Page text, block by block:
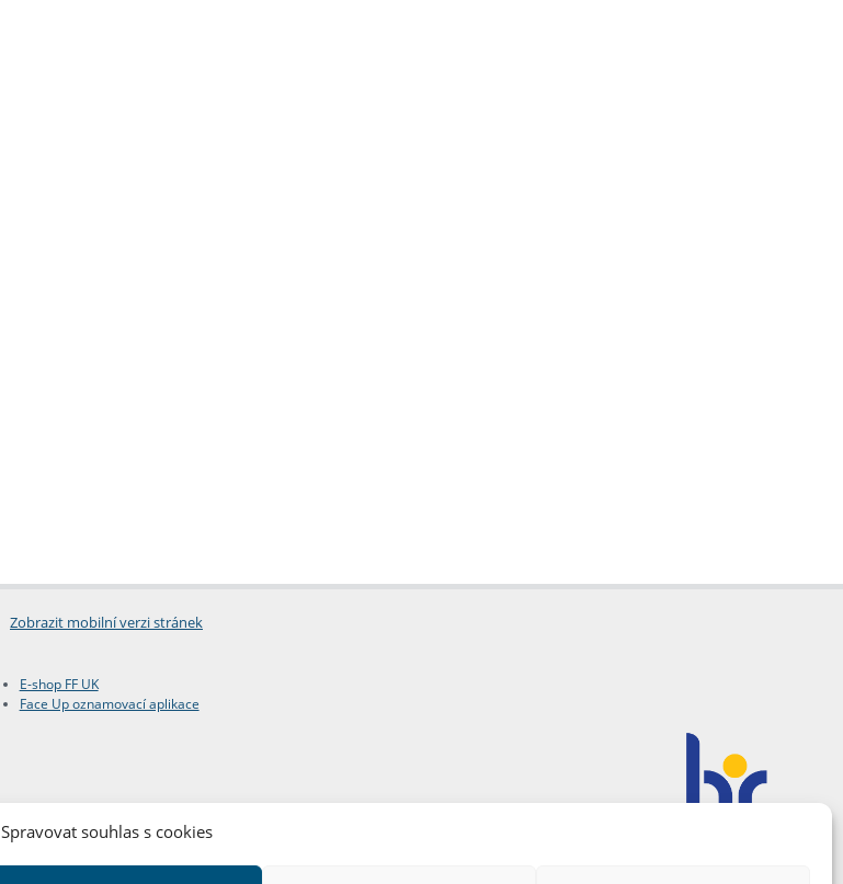
Spravovat souhlas s cookies
Zobrazit mobilní verzi stránek
E-shop FF UK
Face Up oznamovací aplikace